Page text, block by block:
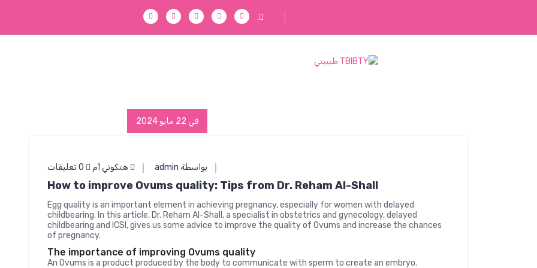
.
في 22 مايو 2024
بواسطة admin هتكوني أم
How to improve Ovums quality: Tips from Dr. Reham Al-Shall
Egg quality is an important element in achieving pregnancy, especially for women with delayed
childbearing. In this article, Dr. Reham Al-Shall, a specialist in obstetrics and gynecology, delayed
childbearing and ICSI, gives us some advice to improve the quality of Ovums and increase the chances
of pregnancy.
The importance of improving Ovums quality
An Ovums is a product produced by the body to communicate with sperm to create an embryo.